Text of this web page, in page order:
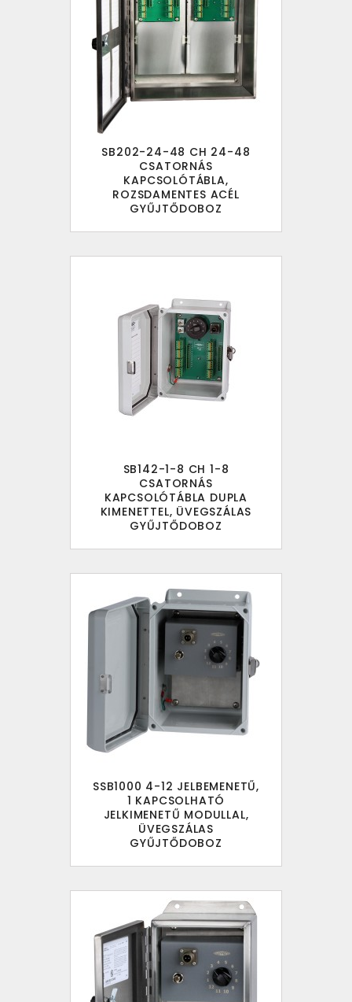
SB202-24-48 CH 24-48
CSATORNÁS
KAPCSOLÓTÁBLA,
ROZSDAMENTES ACÉL
GYŰJTŐDOBOZ
SB142-1-8 CH 1-8
CSATORNÁS
KAPCSOLÓTÁBLA DUPLA
KIMENETTEL, ÜVEGSZÁLAS
GYŰJTŐDOBOZ
SSB1000 4-12 JELBEMENETŰ,
1 KAPCSOLHATÓ
JELKIMENETŰ MODULLAL,
ÜVEGSZÁLAS
GYŰJTŐDOBOZ